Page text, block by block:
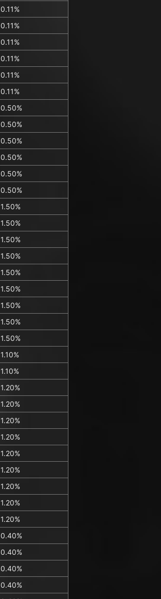
0.11%
0.11%
0.11%
0.11%
0.11%
0.11%
0.50%
0.50%
0.50%
0.50%
0.50%
0.50%
1.50%
1.50%
1.50%
1.50%
1.50%
1.50%
1.50%
1.50%
1.50%
1.10%
1.10%
1.20%
1.20%
1.20%
1.20%
1.20%
1.20%
1.20%
1.20%
1.20%
0.40%
0.40%
0.40%
0.40%